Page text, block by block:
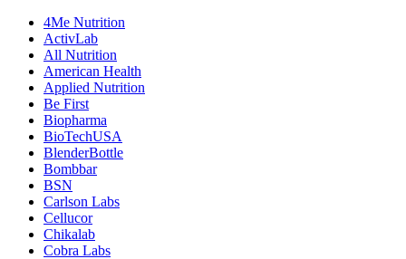
4Me Nutrition
ActivLab
All Nutrition
American Health
Applied Nutrition
Be First
Biopharma
BioTechUSA
BlenderBottle
Bombbar
BSN
Carlson Labs
Cellucor
Chikalab
Cobra Labs